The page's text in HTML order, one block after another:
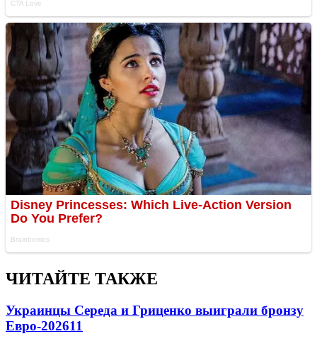
ЧИТАЙТЕ ТАКЖЕ
Украинцы Середа и Гриценко выиграли бронзу
Евро-202611